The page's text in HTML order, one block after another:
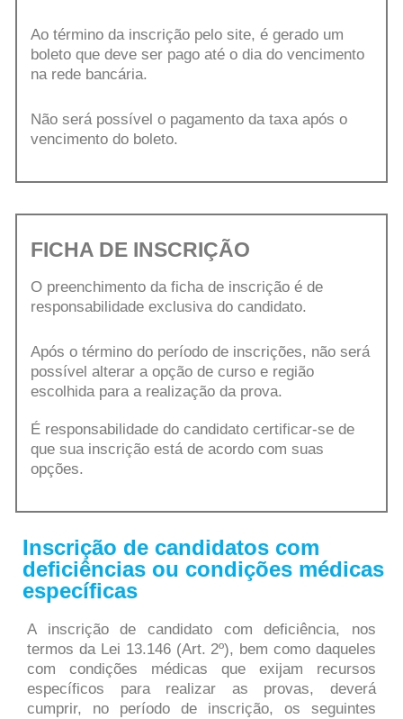
Ao término da inscrição pelo site, é gerado um
boleto que deve ser pago até o dia do vencimento
na rede bancária.
Não será possível o pagamento da taxa após o
vencimento do boleto.
FICHA DE INSCRIÇÃO
O preenchimento da ficha de inscrição é de
responsabilidade exclusiva do candidato.
Após o término do período de inscrições, não será
possível alterar a opção de curso e região
escolhida para a realização da prova.
É responsabilidade do candidato certificar-se de
que sua inscrição está de acordo com suas
opções.
Inscrição de candidatos com
deficiências ou condições médicas
específicas
A inscrição de candidato com deficiência, nos
termos da Lei 13.146 (Art. 2º), bem como daqueles
com condições médicas que exijam recursos
específicos para realizar as provas, deverá
cumprir, no período de inscrição, os seguintes